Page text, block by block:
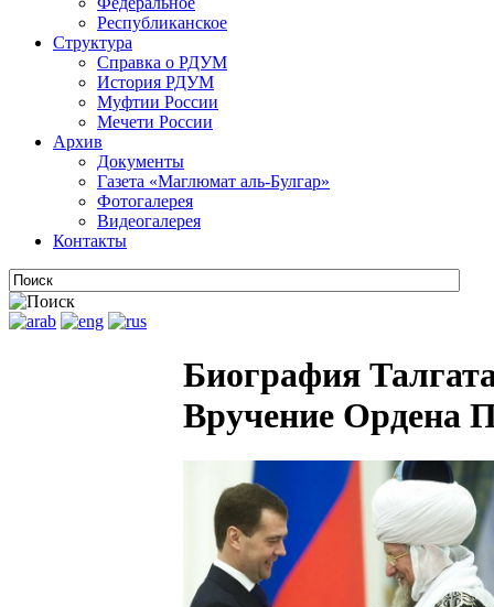
Республиканское
Структура
Справка о РДУМ
История РДУМ
Муфтии России
Мечети России
Архив
Документы
Газета «Маглюмат аль-Булгар»
Фотогалерея
Видеогалерея
Контакты
Биография
Вручение Ордена